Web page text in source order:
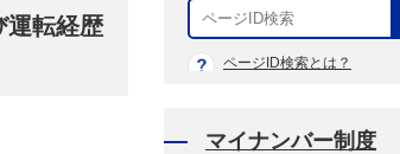
運転経歴
ページID検索とは？
マイナンバー制度